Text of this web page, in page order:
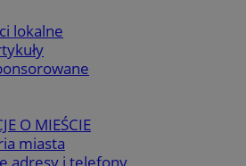
lokalne
O MIEŚCIE
miasta